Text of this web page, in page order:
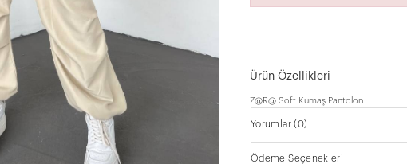
Ürün Özellikleri
Z@R@ Soft Kumaş Pantolon
Yorumlar(0)
Ödeme Seçenekleri